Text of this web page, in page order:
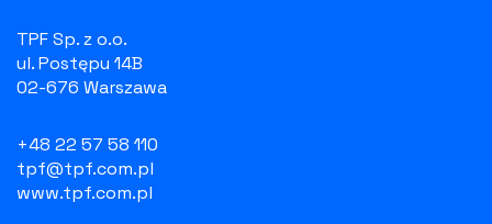
TPF Sp. z o.o.
ul. Postępu 14B
02-676 Warszawa
+48 22 57 58 110
tpf@tpf.com.pl
www.tpf.com.pl